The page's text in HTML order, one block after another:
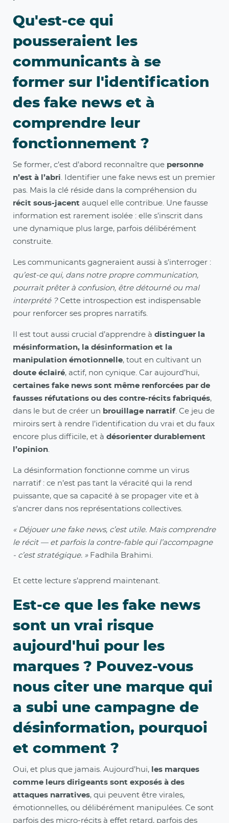
Qu'est-ce qui
pousseraient les
communicants à se
former sur l'identification
des fake news et à
comprendre leur
fonctionnement ?
Se former, c’est d’abord reconnaître que personne
n’est à l’abri . Identifier une fake news est un premier
pas. Mais la clé réside dans la compréhension du
récit sous-jacent auquel elle contribue. Une fausse
information est rarement isolée : elle s’inscrit dans
une dynamique plus large, parfois délibérément
construite.
Les communicants gagneraient aussi à s’interroger :
qu’est-ce qui, dans notre propre communication,
pourrait prêter à confusion, être détourné ou mal
interprété ?Cette introspection est indispensable
pour renforcer ses propres narratifs.
Il est tout aussi crucial d’apprendre à distinguer la
mésinformation, la désinformation et la
manipulation émotionnelle, tout en cultivant un
doute éclairé, actif, non cynique. Car aujourd’hui,
certaines fake news sont même renforcées par de
fausses réfutations ou des contre-récits fabriqués,
dans le but de créer un brouillage narratif . Ce jeu de
miroirs sert à rendre l’identification du vrai et du faux
encore plus difficile, et à désorienter durablement
l’opinion
La désinformation fonctionne comme un virus
narratif : ce n’est pas tant la véracité qui la rend
puissante, que sa capacité à se propager vite et à
s’ancrer dans nos représentations collectives.
« Déjouer une fake news, c’est utile. Mais comprendre
le récit — et parfois la contre-fable qui l’accompagne
- c’est stratégique. » Fadhila Brahimi.
Et cette lecture s’apprend maintenant.
Est-ce que les fake news
sont un vrai risque
aujourd'hui pour les
marques ? Pouvez-vous
nous citer une marque qui
a subi une campagne de
désinformation, pourquoi
et comment ?
Oui, et plus que jamais. Aujourd’hui, les marques
comme leurs dirigeants sont exposés à des
attaques narratives, qui peuvent être virales,
émotionnelles, ou délibérément manipulées. Ce sont
parfois des micro-récits à effet retard, parfois des